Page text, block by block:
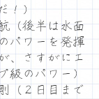
！）
（後半は水面
パワーを発揮
、さすがにエ
級のパワー）
（２日目まで